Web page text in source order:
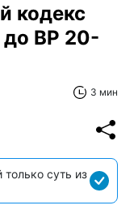
кодекс
до ВР 20-
3 мин
суть из